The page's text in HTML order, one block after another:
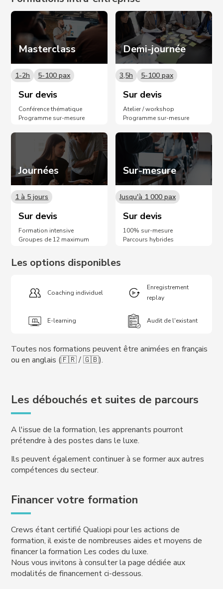
Masterclass
1-2h 5-100 pax
Sur devis
Conférence thématique
Programme sur-mesure
Demi-journée
3,5h 5-100 pax
Sur devis
Atelier / workshop
Programme sur-mesure
Journées
1 à 5 jours
Sur devis
Formation intensive
Groupes de 12 maximum
Sur-mesure
Jusqu'à 1 000 pax
Sur devis
100% sur-mesure
Parcours hybrides
Les options disponibles
Coaching individuel
Enregistrement
replay
E-learning Audit de l'existant
Toutes nos formations peuvent être animées en français
ou en anglais (🇫🇷 / 🇬🇧).
Les débouchés et suites de parcours
A l'issue de la formation, les apprenants pourront
prétendre à des postes dans le luxe.
Ils peuvent également continuer à se former aux autres
compétences du secteur.
Financer votre formation
Crews étant certifié Qualiopi pour les actions de
formation, il existe de nombreuses aides et moyens de
financer la formation Les codes du luxe.
Nous vous invitons à consulter la page dédiée aux
modalités de financement ci-dessous.